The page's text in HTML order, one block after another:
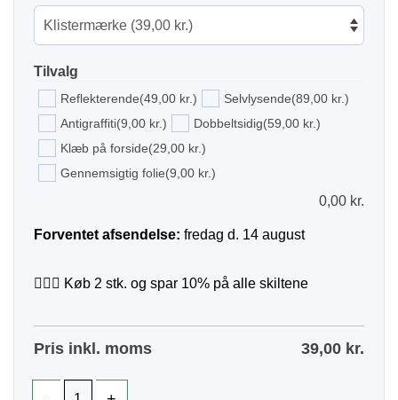
Tilvalg
Reflekterende(49,00 kr.) Selvlysende(89,00 kr.)
Antigraffiti(9,00 kr.) Dobbeltsidig(59,00 kr.)
Klæb på forside(29,00 kr.)
Gennemsigtig folie(9,00 kr.)
0,00 kr.
Forventet afsendelse: fredag d. 14 august
🙋🏻‍♀️ Køb 2 stk. og spar 10% på alle skiltene
Pris inkl. moms 39,00 kr.